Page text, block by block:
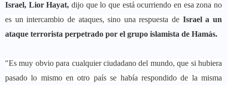
Israel, Lior Hayat, dijo que lo que está ocurriendo en esa zona no
es un intercambio de ataques, sino una respuesta de Israel a un
ataque terrorista perpetrado por el grupo islamista de Hamás.
"Es muy obvio para cualquier ciudadano del mundo, que si hubiera
pasado lo mismo en otro país se había respondido de la misma